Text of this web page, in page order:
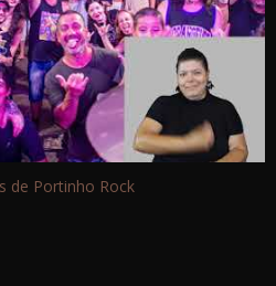
de Portinho Rock